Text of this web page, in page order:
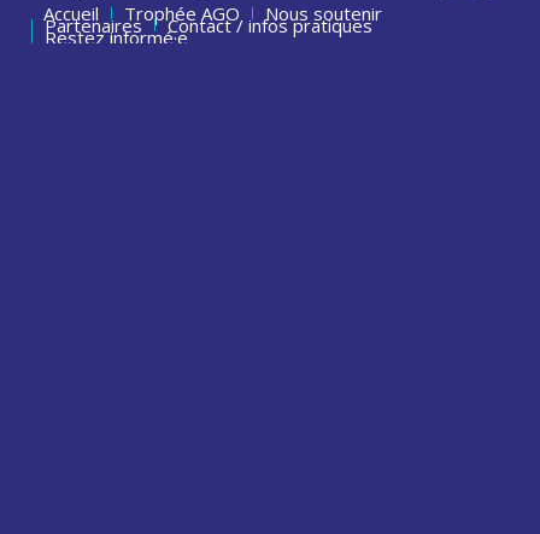
Accueil Trophée AGO Nous soutenir
Partenaires Contact / infos pratiques
Restez informé·e